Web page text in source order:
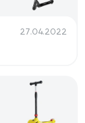
27.04.2022